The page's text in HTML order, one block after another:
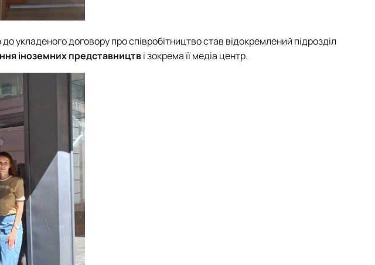
укладеного договору про співробітництво став відокремлений підрозділ
іноземних представництві зокрема її медіа центр.